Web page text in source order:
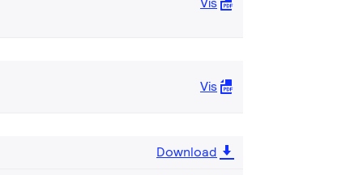
Vis
Download